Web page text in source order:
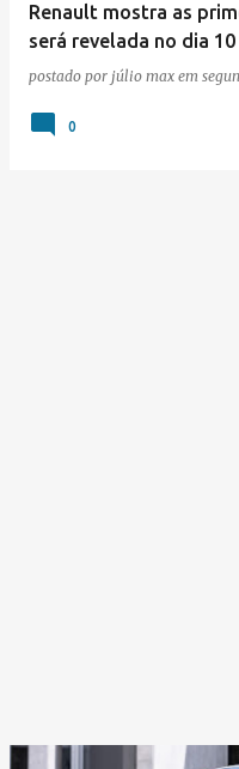
Renault mostra as
será revelada no dia
postado por júlio max em
0